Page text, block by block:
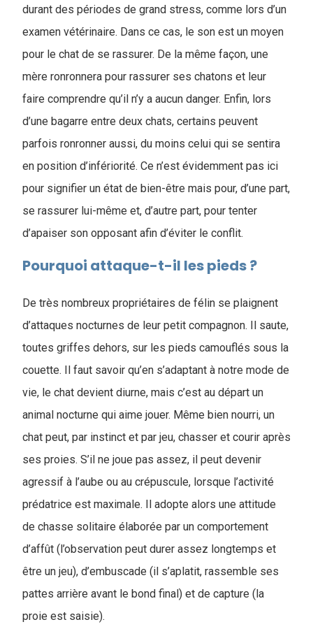
durant des périodes de grand stress, comme lors d’un
examen vétérinaire. Dans ce cas, le son est un moyen
pour le chat de se rassurer. De la même façon, une
mère ronronnera pour rassurer ses chatons et leur
faire comprendre qu’il n’y a aucun danger. Enfin, lors
d’une bagarre entre deux chats, certains peuvent
parfois ronronner aussi, du moins celui qui se sentira
en position d’infériorité. Ce n’est évidemment pas ici
pour signifier un état de bien-être mais pour, d’une part,
se rassurer lui-même et, d’autre part, pour tenter
d’apaiser son opposant afin d’éviter le conflit.
Pourquoi attaque-t-il les pieds ?
De très nombreux propriétaires de félin se plaignent
d’attaques nocturnes de leur petit compagnon. Il saute,
toutes griffes dehors, sur les pieds camouflés sous la
couette. Il faut savoir qu’en s’adaptant à notre mode de
vie, le chat devient diurne, mais c’est au départ un
animal nocturne qui aime jouer. Même bien nourri, un
chat peut, par instinct et par jeu, chasser et courir après
ses proies. S’il ne joue pas assez, il peut devenir
agressif à l’aube ou au crépuscule, lorsque l’activité
prédatrice est maximale. Il adopte alors une attitude
de chasse solitaire élaborée par un comportement
d’affût (l’observation peut durer assez longtemps et
être un jeu), d’embuscade (il s’aplatit, rassemble ses
pattes arrière avant le bond final) et de capture (la
proie est saisie).